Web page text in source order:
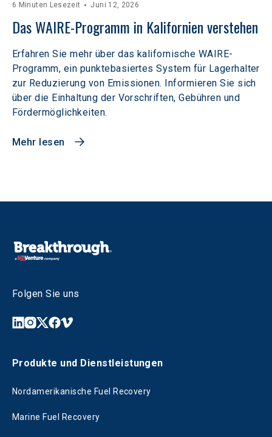
6 Minuten Lesezeit Juni 12, 2026
Das WAIRE-Programm in Kalifornien verstehen
Erfahren Sie mehr über das kalifornische WAIRE-
Programm, ein punktebasiertes System für Lagerhalter
zur Reduzierung von Emissionen. Informieren Sie sich
über die Einhaltung der Vorschriften, Gebühren und
Fördermöglichkeiten.
Mehr lesen
Folgen Sie uns
Produkte und Dienstleistungen
Nordamerikanische Fuel Recovery
Marine Fuel Recovery